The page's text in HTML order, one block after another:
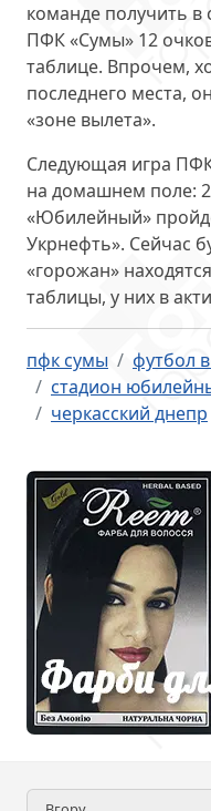
команде получить в
ПФК «Сумы» 12
таблице. Впрочем,
последнего места,
«зоне вылета».
Следующая игра
на домашнем поле:
«Юбилейный»
Укрнефть». Сейчас
«горожан»
таблицы, у них в
пфк сумы
футбол
стадион
черкасский днепр